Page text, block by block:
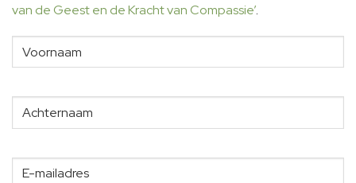
van de Geest en de Kracht van Compassie’.
Voornaam
Achternaam
E-